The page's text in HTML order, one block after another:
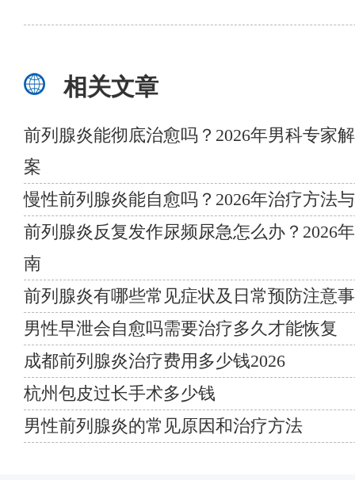
相关文章
前列腺炎能彻底治愈吗？2026年男科专家
案
慢性前列腺炎能自愈吗？2026年治疗方法
前列腺炎反复发作尿频尿急怎么办？2026
南
前列腺炎有哪些常见症状及日常预防注意
男性早泄会自愈吗需要治疗多久才能恢复
成都前列腺炎治疗费用多少钱2026
杭州包皮过长手术多少钱
男性前列腺炎的常见原因和治疗方法